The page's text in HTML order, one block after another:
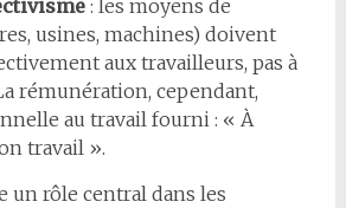
: les moyens de
usines, machines) doivent
aux travailleurs, pas à
rémunération, cependant,
au travail fourni : « À
travail ».
un rôle central dans les